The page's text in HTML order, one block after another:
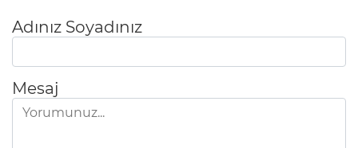
Adınız Soyadınız
Mesaj